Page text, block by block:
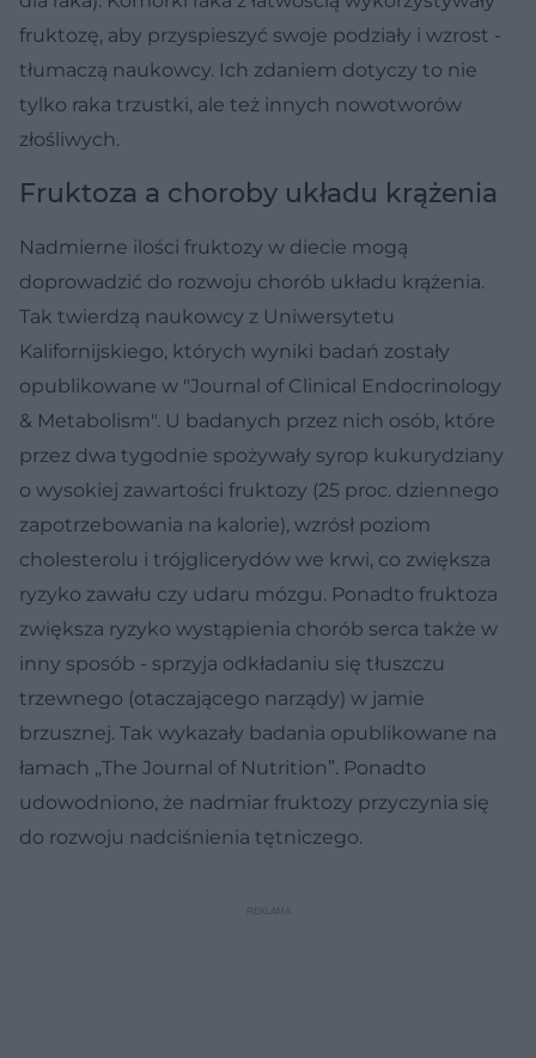
fruktozę, aby przyspieszyć swoje podziały i wzrost -
tłumaczą naukowcy. Ich zdaniem dotyczy to nie
tylko raka trzustki, ale też innych nowotworów
złośliwych.
Fruktoza a choroby układu krążenia
Nadmierne ilości fruktozy w diecie mogą
doprowadzić do rozwoju chorób układu krążenia.
Tak twierdzą naukowcy z Uniwersytetu
Kalifornijskiego, których wyniki badań zostały
opublikowane w "Journal of Clinical Endocrinology
& Metabolism". U badanych przez nich osób, które
przez dwa tygodnie spożywały syrop kukurydziany
o wysokiej zawartości fruktozy (25 proc. dziennego
zapotrzebowania na kalorie), wzrósł poziom
cholesterolu i trójglicerydów we krwi, co zwiększa
ryzyko zawału czy udaru mózgu. Ponadto fruktoza
zwiększa ryzyko wystąpienia chorób serca także w
inny sposób - sprzyja odkładaniu się tłuszczu
trzewnego (otaczającego narządy) w jamie
brzusznej. Tak wykazały badania opublikowane na
łamach „The Journal of Nutrition”. Ponadto
udowodniono, że nadmiar fruktozy przyczynia się
do rozwoju nadciśnienia tętniczego.